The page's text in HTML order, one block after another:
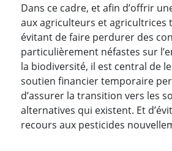
Dans ce cadre, et afin d’offrir
aux agriculteurs et agricultrices
évitant de faire perdurer des
particulièrement néfastes sur
la biodiversité, il est central de
soutien financier temporaire
d’assurer la transition vers les
alternatives qui existent. Et
recours aux pesticides